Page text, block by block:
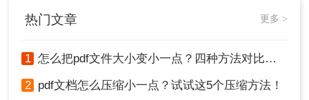
除了使用软件或在线工具进行压缩外，还可以通过
调整PDF文件的内容来减小其大小。
呢？答案是肯定的！接下来，我将为大家详细介绍如何将pdf文
热门文章 更多 >
1 怎么把pdf文件大小变小一点？四种方法对比，一看就懂！
2 pdf文档怎么压缩小一点？试试这5个压缩方法！